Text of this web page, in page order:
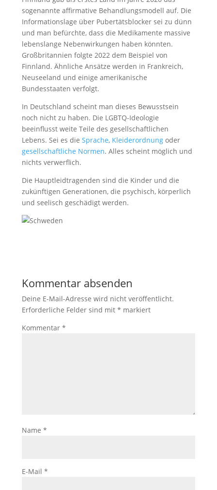
sogenannte affirmative Behandlungsmodell auf. Die
Informationslage über Pubertätsblocker sei zu dünn
und man befürchte, dass die Medikamente massive
lebenslange Nebenwirkungen haben könnten.
Großbritannien folgte 2022 dem Beispiel von
Finnland. Ähnliche Ansätze werden in Frankreich,
Neuseeland und einige amerikanische
Bundesstaaten verfolgt.
In Deutschland scheint man dieses Bewusstsein
noch nicht zu haben. Die LGBTQ-Ideologie
beeinflusst weite Teile des gesellschaftlichen
Lebens. Sei es die Sprache, Kleiderordnung oder
gesellschaftliche Normen. Alles scheint möglich und
nichts verwerflich.
Die Hauptleidtragenden sind die Kinder und die
zukünftigen Generationen, die psychisch, körperlich
und seelisch geschädigt werden.
Kommentar absenden
Deine E-Mail-Adresse wird nicht veröffentlicht.
Erforderliche Felder sind mit * markiert
Kommentar *
Name *
E-Mail *